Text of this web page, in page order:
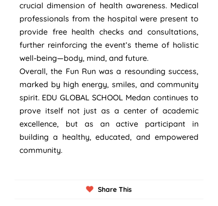
crucial dimension of health awareness. Medical
professionals from the hospital were present to
provide free health checks and consultations,
further reinforcing the event’s theme of holistic
well-being—body, mind, and future.
Overall, the Fun Run was a resounding success,
marked by high energy, smiles, and community
spirit. EDU GLOBAL SCHOOL Medan continues to
prove itself not just as a center of academic
excellence, but as an active participant in
building a healthy, educated, and empowered
community.
Share This